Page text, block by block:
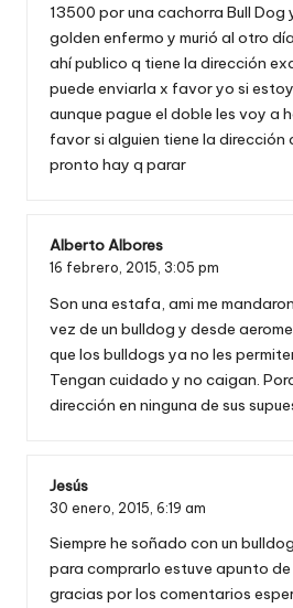
13500 por una cachorra Bull Dog
golden enfermo y murió al otro
ahí publico q tiene la dirección
puede enviarla x favor yo si
aunque pague el doble les voy a
favor si alguien tiene la dirección
pronto hay q parar
Alberto Albores
16 febrero, 2015, 3:05 pm
Son una estafa, ami me
vez de un bulldog y desde
que los bulldogs ya no les
Tengan cuidado y no caigan.
dirección en ninguna de sus
Jesús
30 enero, 2015, 6:19 am
Siempre he soñado con un
para comprarlo estuve apunto
gracias por los comentarios